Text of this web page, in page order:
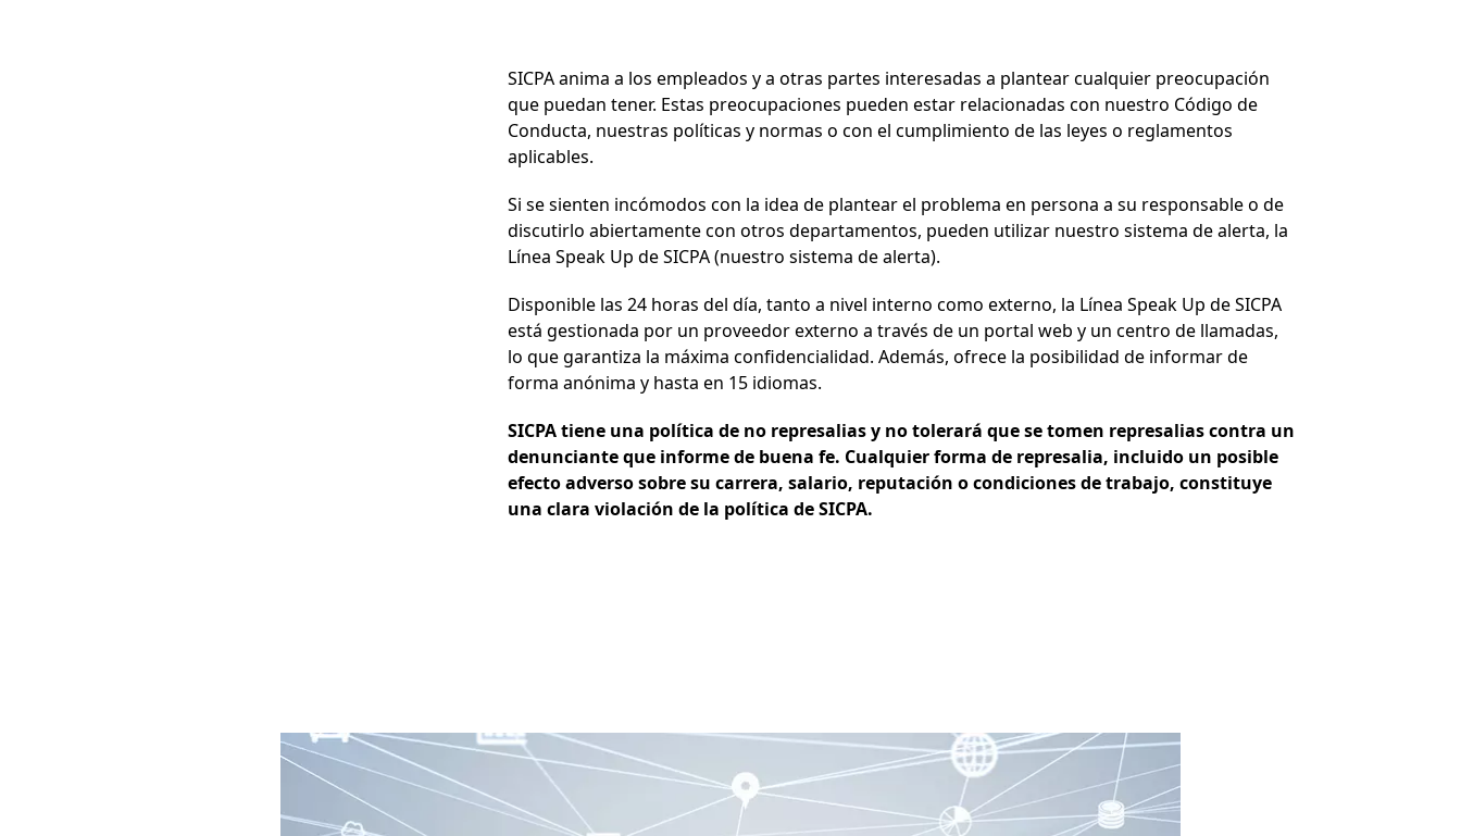
SICPA anima a los empleados y a otras partes interesadas a plantear cualquier preocupación
que puedan tener. Estas preocupaciones pueden estar relacionadas con nuestro Código de
Conducta, nuestras políticas y normas o con el cumplimiento de las leyes o reglamentos
aplicables.
Si se sienten incómodos con la idea de plantear el problema en persona a su responsable o de
discutirlo abiertamente con otros departamentos, pueden utilizar nuestro sistema de alerta, la
Línea Speak Up de SICPA (nuestro sistema de alerta).
Disponible las 24 horas del día, tanto a nivel interno como externo, la Línea Speak Up de SICPA
está gestionada por un proveedor externo a través de un portal web y un centro de llamadas,
lo que garantiza la máxima confidencialidad. Además, ofrece la posibilidad de informar de
forma anónima y hasta en 15 idiomas.
SICPA tiene una política de no represalias y no tolerará que se tomen represalias contra un
denunciante que informe de buena fe. Cualquier forma de represalia, incluido un posible
efecto adverso sobre su carrera, salario, reputación o condiciones de trabajo, constituye
una clara violación de la política de SICPA.
Imagen